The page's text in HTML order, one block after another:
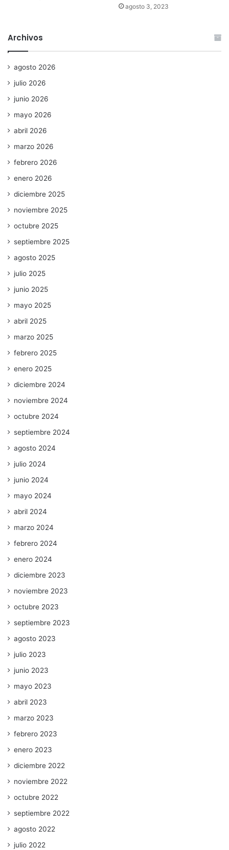
agosto 3, 2023
Archivos
agosto 2026
julio 2026
junio 2026
mayo 2026
abril 2026
marzo 2026
febrero 2026
enero 2026
diciembre 2025
noviembre 2025
octubre 2025
septiembre 2025
agosto 2025
julio 2025
junio 2025
mayo 2025
abril 2025
marzo 2025
febrero 2025
enero 2025
diciembre 2024
noviembre 2024
octubre 2024
septiembre 2024
agosto 2024
julio 2024
junio 2024
mayo 2024
abril 2024
marzo 2024
febrero 2024
enero 2024
diciembre 2023
noviembre 2023
octubre 2023
septiembre 2023
agosto 2023
julio 2023
junio 2023
mayo 2023
abril 2023
marzo 2023
febrero 2023
enero 2023
diciembre 2022
noviembre 2022
octubre 2022
septiembre 2022
agosto 2022
julio 2022